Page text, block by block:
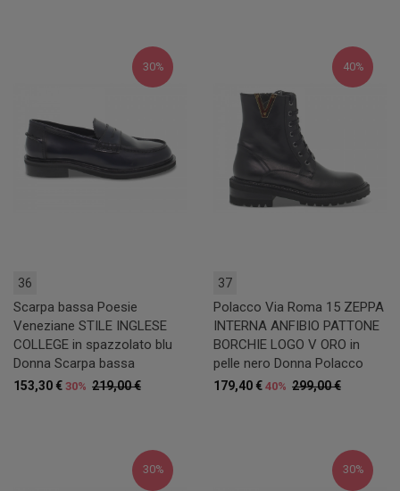
30%
36
Scarpa bassa Poesie
Veneziane STILE INGLESE
COLLEGE in spazzolato blu
Donna Scarpa bassa
219,00 €
153,30 € 30%
40%
37
Polacco Via Roma 15 ZEPPA
INTERNA ANFIBIO PATTONE
BORCHIE LOGO V ORO in
pelle nero Donna Polacco
299,00 €
179,40 € 40%
30% 30%